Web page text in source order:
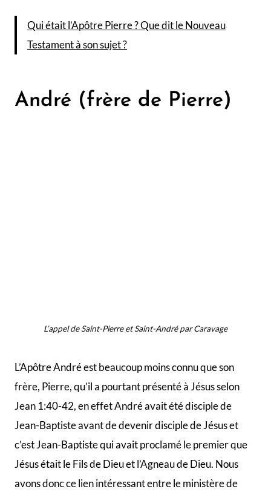
Qui était l’Apôtre Pierre ? Que dit le Nouveau
Testament à son sujet ?
André (frère de Pierre)
Jean-Baptiste et celui de Jésus en la personne d’André.
Peu d’informations sont disponibles dans le Nouveau
Testament à son sujet si ce n’est les moments où il est
avec son frère comme lors de la pêche miraculeuse
dans le lac de Galilée où il a été appelé avec son frère à
suivre Jésus.
André, comme les autres disciples, s’interrogera